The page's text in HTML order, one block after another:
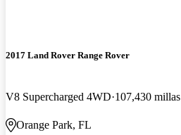
2017 Land Rover Range Rover
V8 Supercharged 4WD 107,430 millas
Orange Park, FL